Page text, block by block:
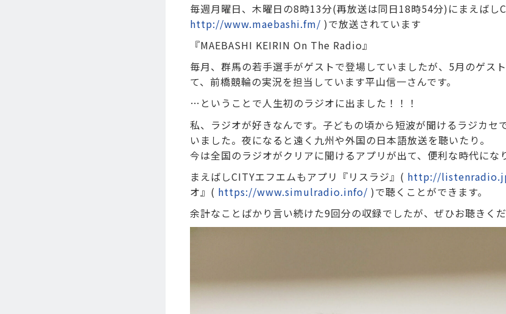
毎週月曜日、木曜日の8時13分(再放送は同日18時54分)にまえばし
http://www.maebashi.fm/ )で放送されています
『MAEBASHI KEIRIN On The Radio』
毎月、群馬の若手選手がゲストで登場していましたが、5月のゲス
て、前橋競輪の実況を担当しています平山信一さんです。
…ということで人生初のラジオに出ました！！！
私、ラジオが好きなんです。子どもの頃から短波が聞けるラジカセ
いました。夜になると遠く九州や外国の日本語放送を聴いたり。
今は全国のラジオがクリアに聞けるアプリが出て、便利な時代にな
まえばしCITYエフエムもアプリ『リスラジ』( http://
オ』( https://www.simulradio.info/ )で聴くことができます。
余計なことばかり言い続けた9回分の収録でしたが、ぜひお聴きくだ